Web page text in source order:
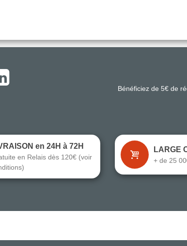
Bénéficiez de 5€ de
en 24H à 72H
en Relais dès 120€ (voir
LARGE
+ de 25